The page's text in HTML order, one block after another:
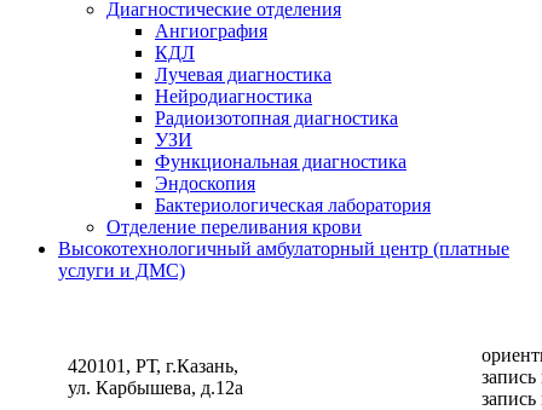
Диагностические отделения
Ангиография
КДЛ
Лучевая диагностика
Нейродиагностика
Радиоизотопная диагностика
УЗИ
Функциональная диагностика
Эндоскопия
Бактериологическая лаборатория
Отделение переливания крови
Высокотехнологичный амбулаторный центр (платные
услуги и ДМС)
420101, РТ, г.Казань,
ул. Карбышева, д.12а